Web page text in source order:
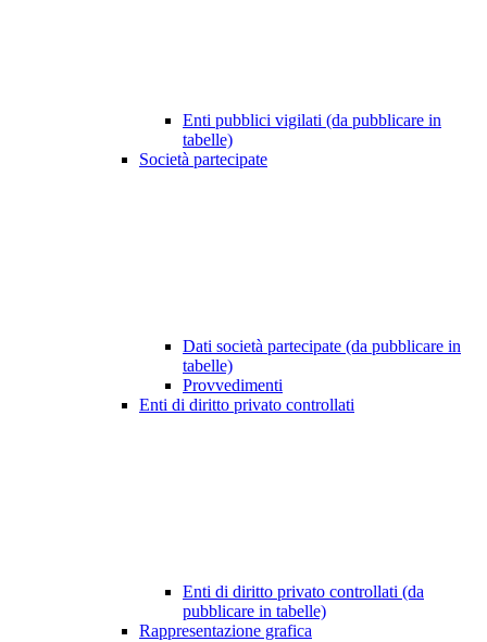
Enti pubblici vigilati (da pubblicare in
tabelle)
Società partecipate
Dati società partecipate (da pubblicare in
tabelle)
Provvedimenti
Enti di diritto privato controllati
Enti di diritto privato controllati (da
pubblicare in tabelle)
Rappresentazione grafica